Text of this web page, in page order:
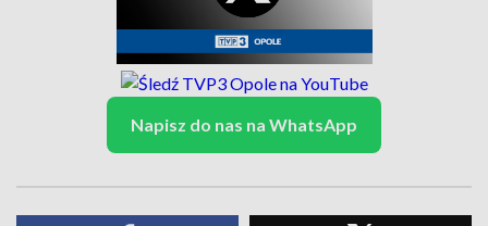
Napisz do nas na WhatsApp